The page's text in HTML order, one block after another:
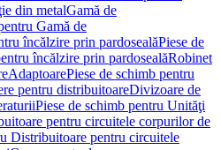
din metalGamă de
Gamă de
încălzire prin pardosealăPiese de
încălzire prin pardosealăRobinet
AdaptoarePiese de schimb pentru
pentru distribuitoareDivizoare de
Piese de schimb pentru Unităţi
pentru circuitele corpurilor de
Distribuitoare pentru circuitele